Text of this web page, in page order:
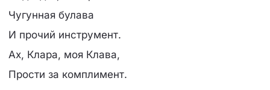
Чугунная булава
И прочий инструмент.
Ах, Клара, моя Клава,
Прости за комплимент.